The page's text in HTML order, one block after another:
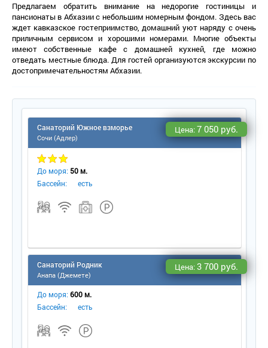
Предлагаем обратить внимание на недорогие гостиницы и
пансионаты в Абхазии с небольшим номерным фондом. Здесь вас
ждет кавказское гостеприимство, домашний уют наряду с очень
приличным сервисом и хорошими номерами. Многие объекты
имеют собственные кафе с домашней кухней, где можно
отведать местные блюда. Для гостей организуются экскурсии по
достопримечательностям Абхазии.
Санаторий Южное взморье
Сочи (Адлер)
Цена:7 050 руб.
До моря: 50 м.
Бассейн:
есть
Санаторий Родник
Анапа (Джемете)
Цена:3 700 руб.
До моря: 600 м.
Бассейн:
есть